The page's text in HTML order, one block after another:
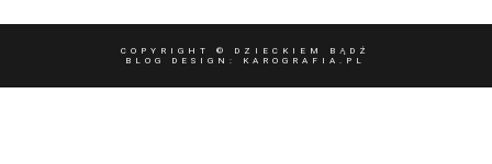
COPYRIGHT © DZIECKIEM BĄDŹ
BLOG DESIGN: KAROGRAFIA.PL